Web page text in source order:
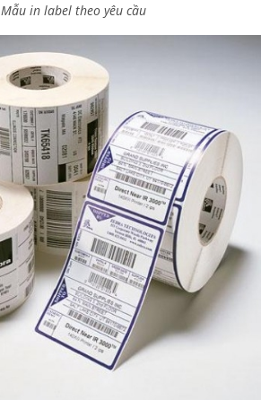
Mẫu in label theo yêu cầu